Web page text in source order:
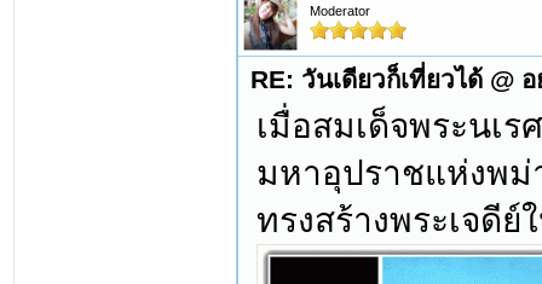
Moderator
RE: วันเดียวก็เที่ยวได้ @
เมื่อสมเด็จพระนเ
มหาอุปราชแห่งพม่
ทรงสร้างพระเจดี